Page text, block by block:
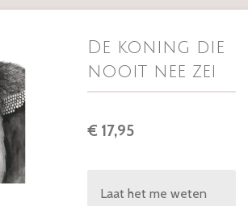
De koning die
nooit nee zei
€ 17,95
Laat het me weten